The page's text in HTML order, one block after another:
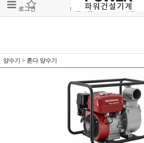
로그인 회원가입 주문조회
양수기 > 혼다 양수기